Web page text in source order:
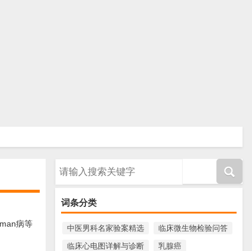
词条分类
中医男科名家验案精选
临床微生物检验问答
临床心电图详解与诊断
乳腺癌
病等